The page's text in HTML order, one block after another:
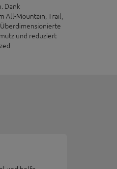
Dank
All-Mountain, Trail,
Überdimensionierte
und reduziert